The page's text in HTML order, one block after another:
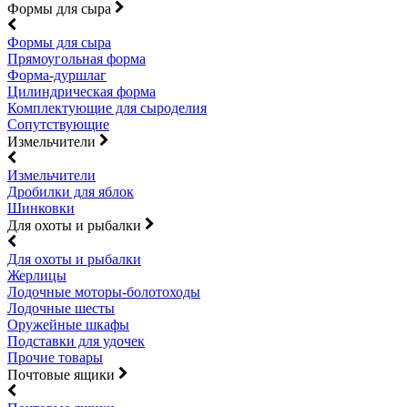
Формы для сыра
Формы для сыра
Прямоугольная форма
Форма-дуршлаг
Цилиндрическая форма
Комплектующие для сыроделия
Сопутствующие
Измельчители
Измельчители
Дробилки для яблок
Шинковки
Для охоты и рыбалки
Для охоты и рыбалки
Жерлицы
Лодочные моторы-болотоходы
Лодочные шесты
Оружейные шкафы
Подставки для удочек
Прочие товары
Почтовые ящики